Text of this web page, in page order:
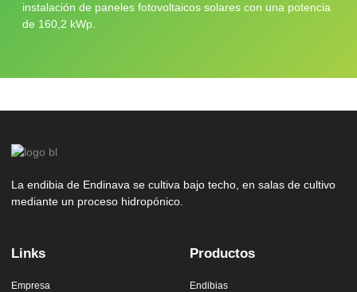
instalación de paneles fotovoltaicos solares con una potencia
de 160,2 kWp.
La endibia de Endinava se cultiva bajo techo, en salas de cultivo
mediante un proceso hidropónico.
Links
Empresa
Productos
Endibias